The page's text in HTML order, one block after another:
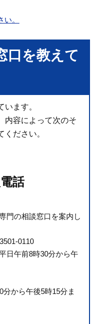
。
口を教えて
ます。
内容によって次のそ
ださい。
話
門の相談窓口を案内し
0110
日午前8時30分から午
から午後5時15分ま